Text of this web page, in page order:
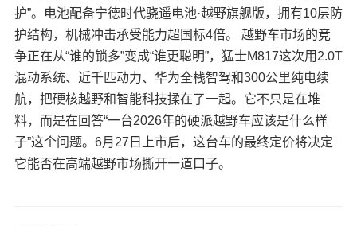
护”。电池配备宁德时代骁遥电池·越野旗舰版，拥有10层防
护结构，机械冲击承受能力超国标4倍。 越野车市场的竞
争正在从“谁的锁多”变成“谁更聪明”，猛士M817这次用2.0T
混动系统、近千匹动力、华为全栈智驾和300公里纯电续
航，把硬核越野和智能科技揉在了一起。它不只是在堆
料，而是在回答“一台2026年的硬派越野车应该是什么样
子”这个问题。6月27日上市后，这台车的最终定价将决定
它能否在高端越野市场撕开一道口子。